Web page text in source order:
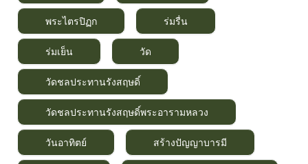
พระไตรปิฏก ร่มรื่น
ร่มเย็น วัด
วัดชลประทานรังสฤษดิ์
วัดชลประทานรังสฤษดิ์พระอารามหลวง
วันอาทิตย์ สร้างปัญญาบารมี